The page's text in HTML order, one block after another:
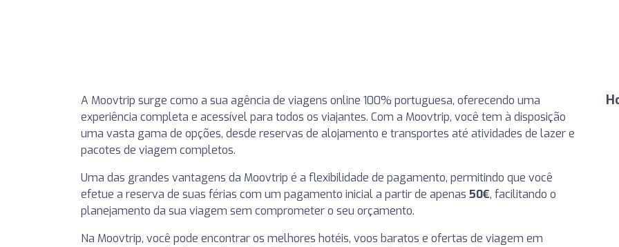
A Moovtrip surge como a sua agência de viagens online 100% portuguesa, oferecendo uma
experiência completa e acessível para todos os viajantes. Com a Moovtrip, você tem à disposição
uma vasta gama de opções, desde reservas de alojamento e transportes até atividades de lazer e
pacotes de viagem completos.
Uma das grandes vantagens da Moovtrip é a flexibilidade de pagamento, permitindo que você
efetue a reserva de suas férias com um pagamento inicial a partir de apenas 50€, facilitando o
planejamento da sua viagem sem comprometer o seu orçamento.
Na Moovtrip, você pode encontrar os melhores hotéis, voos baratos e ofertas de viagem em